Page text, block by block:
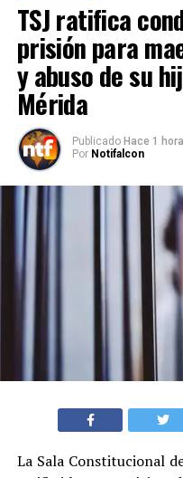
TSJ ratifica
prisión para
y abuso de su
Mérida
Publicado Hace 1 hora
Por Notifalcon
La Sala Constitucional